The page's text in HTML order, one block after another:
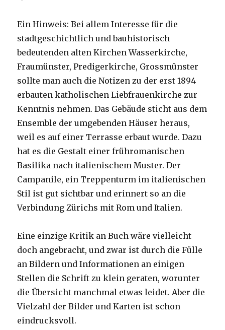
Ein Hinweis: Bei allem Interesse für die
stadtgeschichtlich und bauhistorisch
bedeutenden alten Kirchen Wasserkirche,
Fraumünster, Predigerkirche, Grossmünster
sollte man auch die Notizen zu der erst 1894
erbauten katholischen Liebfrauenkirche zur
Kenntnis nehmen. Das Gebäude sticht aus dem
Ensemble der umgebenden Häuser heraus,
weil es auf einer Terrasse erbaut wurde. Dazu
hat es die Gestalt einer frühromanischen
Basilika nach italienischem Muster. Der
Campanile, ein Treppenturm im italienischen
Stil ist gut sichtbar und erinnert so an die
Verbindung Zürichs mit Rom und Italien.
Eine einzige Kritik an Buch wäre vielleicht
doch angebracht, und zwar ist durch die Fülle
an Bildern und Informationen an einigen
Stellen die Schrift zu klein geraten, worunter
die Übersicht manchmal etwas leidet. Aber die
Vielzahl der Bilder und Karten ist schon
eindrucksvoll.